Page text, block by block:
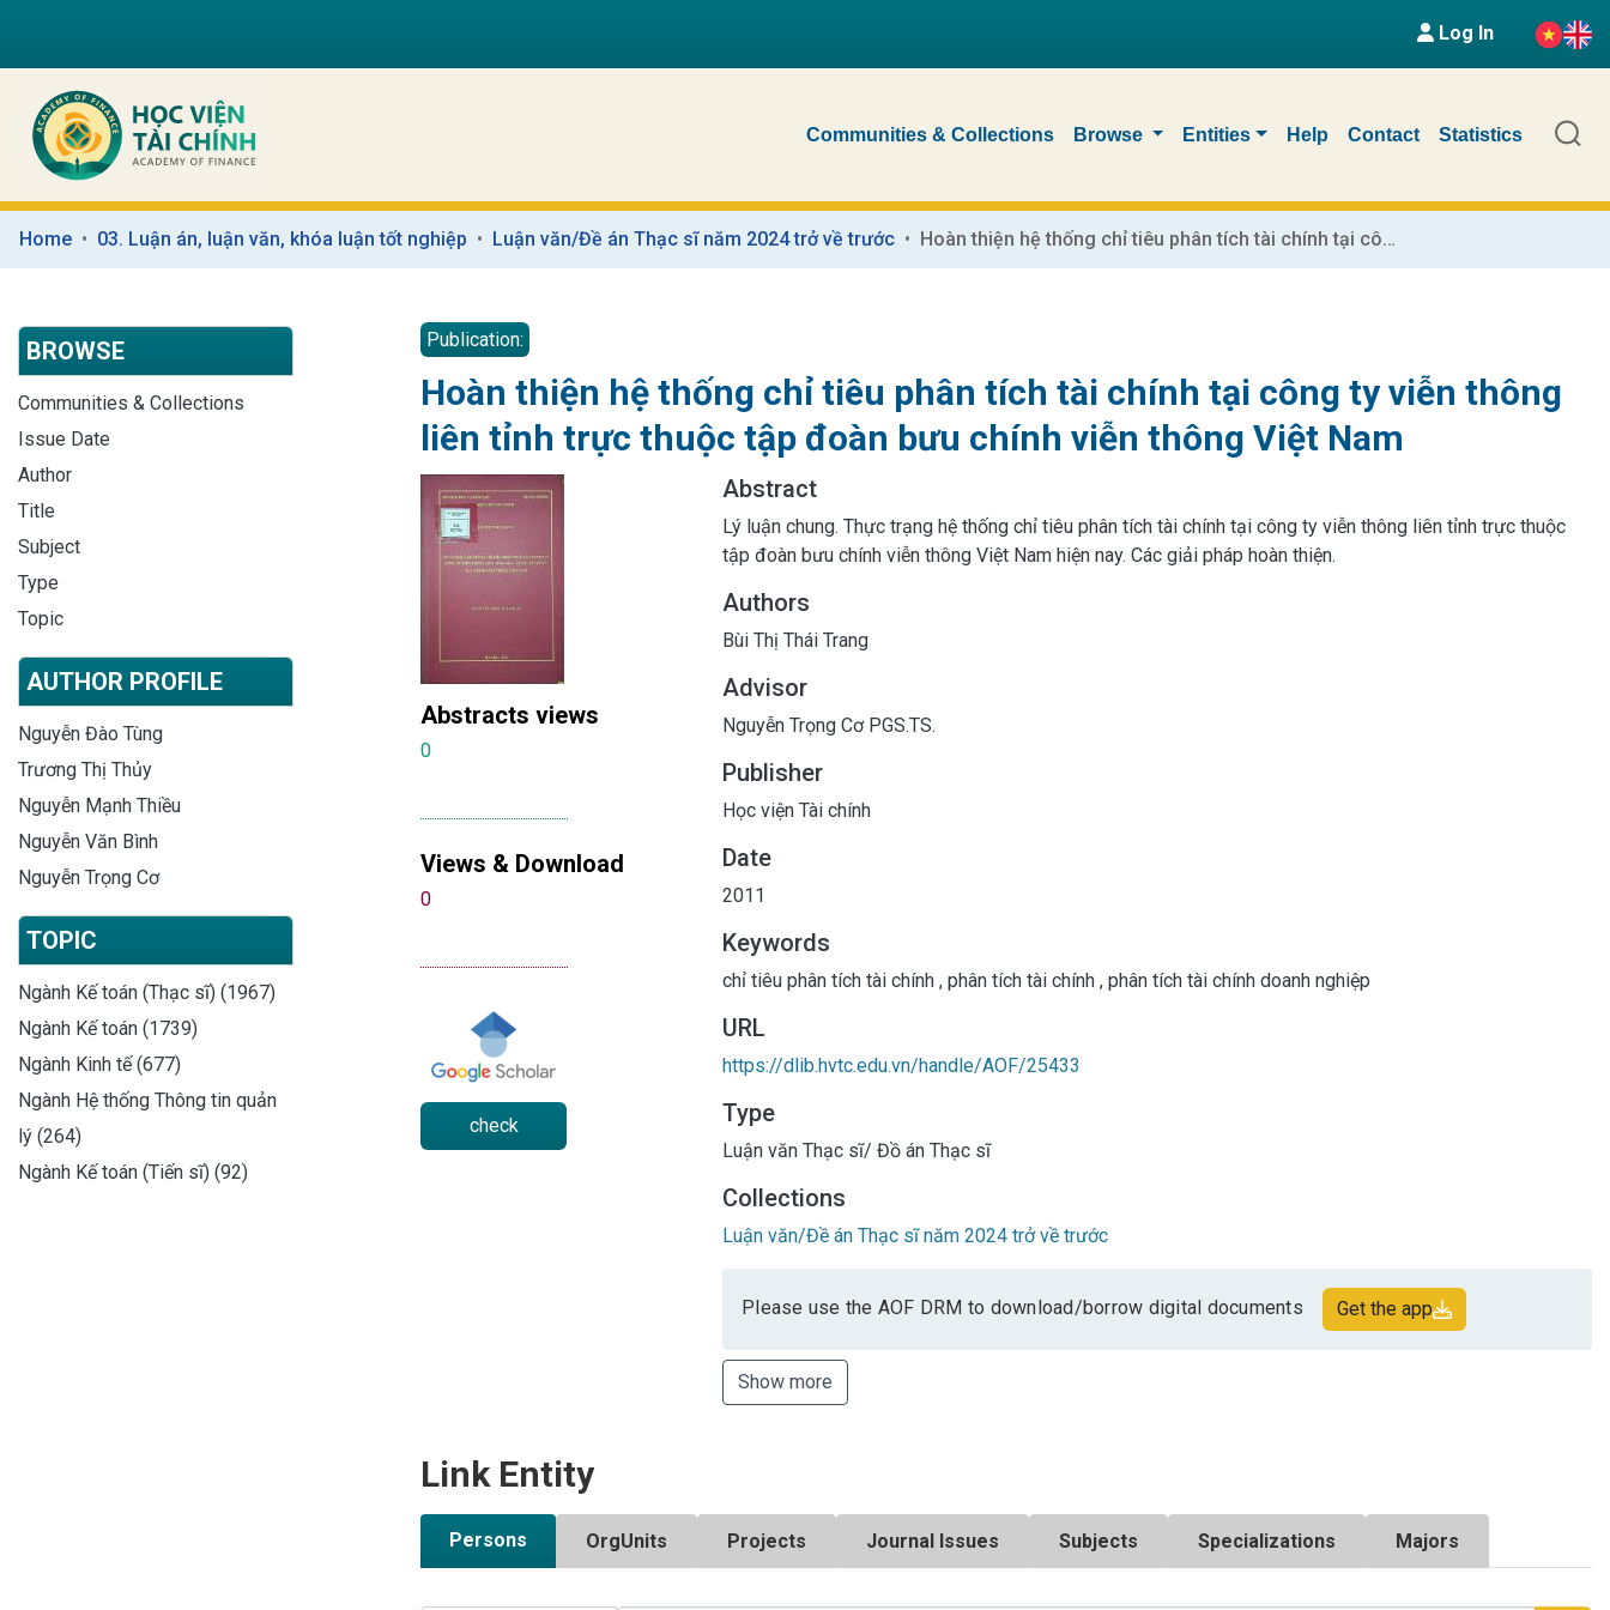
Log In
Communities & Collections Browse Entities Help Contact Statistics
Home 03. Luận án, luận văn, khóa luận tốt nghiệp Luận văn/Đề án Thạc sĩ năm 2024 trở về trước Hoàn thiện hệ thống chỉ tiêu phân tích tài chính tại công ty viễn thông liên tỉnh trực thuộc tập đoàn bưu chính viễn thông Việt Nam
BROWSE
Communities & Collections
Issue Date
Author
Title
Subject
Type
Topic
AUTHOR PROFILE
Nguyễn Đào Tùng
Trương Thị Thủy
Nguyễn Mạnh Thiều
Nguyễn Văn Bình
Nguyễn Trọng Cơ
TOPIC
Ngành Kế toán (Thạc sĩ) (1967)
Ngành Kế toán (1739)
Ngành Kinh tế (677)
Ngành Hệ thống Thông tin quản
lý (264)
Ngành Kế toán (Tiến sĩ) (92)
Publication:
Hoàn thiện hệ thống chỉ tiêu phân tích tài chính tại công ty viễn thông
liên tỉnh trực thuộc tập đoàn bưu chính viễn thông Việt Nam
Abstracts views
0
Views & Download
0
check
Abstract
Lý luận chung. Thực trạng hệ thống chỉ tiêu phân tích tài chính tại công ty viễn thông liên tỉnh trực thuộc
tập đoàn bưu chính viễn thông Việt Nam hiện nay. Các giải pháp hoàn thiện.
Authors
Bùi Thị Thái Trang
Advisor
Nguyễn Trọng Cơ PGS.TS.
Publisher
Học viện Tài chính
Date
2011
Keywords
chỉ tiêu phân tích tài chính , phân tích tài chính , phân tích tài chính doanh nghiệp
URL
https://dlib.hvtc.edu.vn/handle/AOF/25433
Type
Luận văn Thạc sĩ/ Đồ án Thạc sĩ
Collections
Luận văn/Đề án Thạc sĩ năm 2024 trở về trước
Please use the AOF DRM to download/borrow digital documents Get the app
Show more
Link Entity
Persons OrgUnits Projects Journal Issues Subjects Specializations Majors